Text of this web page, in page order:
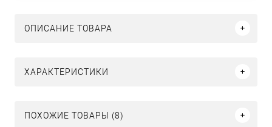
ОПИСАНИЕ ТОВАРА
ХАРАКТЕРИСТИКИ
ПОХОЖИЕ ТОВАРЫ (8)